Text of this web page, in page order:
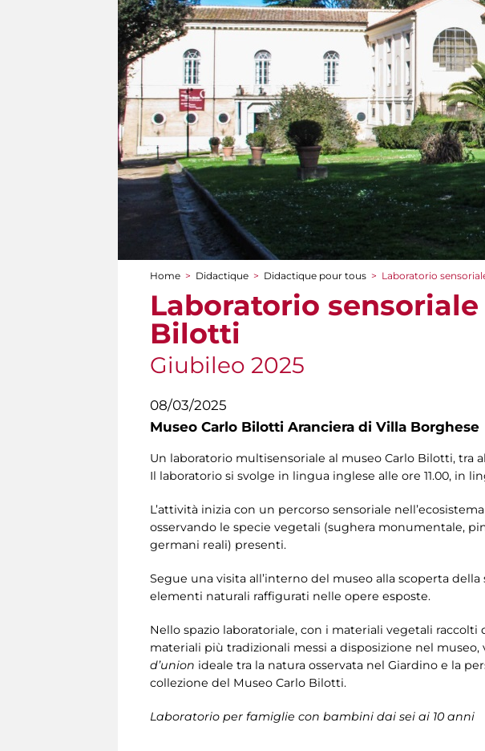
You are here
Home > Didactique > Didactique pour tous > Laboratorio
Laboratorio
Bilotti
Giubileo 2025
08/03/2025
Museo Carlo Bilotti Aranciera di Villa Borghese
Un laboratorio multisensoriale al museo Carlo Bilotti, tra
Il laboratorio si svolge in lingua inglese alle ore 11.00, in
L’attività inizia con un percorso sensoriale
osservando le specie vegetali (sughera monumentale,
germani reali) presenti.
Segue una visita all’interno del museo alla scoperta
elementi naturali raffigurati nelle opere esposte.
Nello spazio laboratoriale, con i materiali vegetali
materiali più tradizionali messi a disposizione nel
d’union ideale tra la natura osservata nel Giardino e la
collezione del Museo Carlo Bilotti.
Laboratorio per famiglie con bambini dai sei ai 10 anni